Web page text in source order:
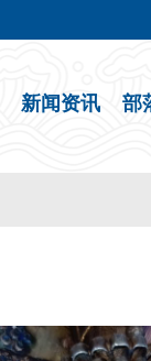
新闻资讯 部